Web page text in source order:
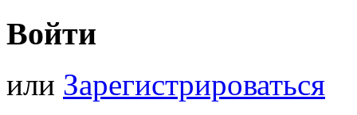
Войти
или Зарегистрироваться